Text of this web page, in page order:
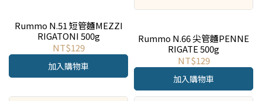
Rummo N.51 短管麵MEZZI
RIGATONI 500g
NT$129
加入購物車
Rummo N.66 尖管麵PENNE
RIGATE 500g
NT$129
加入購物車